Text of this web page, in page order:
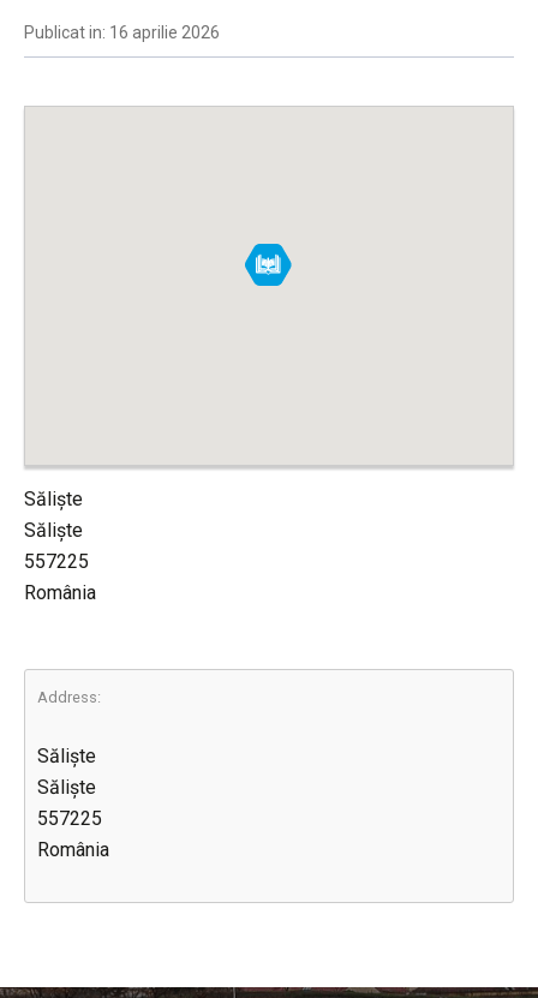
Publicat in: 16 aprilie 2026
Săliște
Săliște
557225
România
Address:
Săliște
Săliște
557225
România